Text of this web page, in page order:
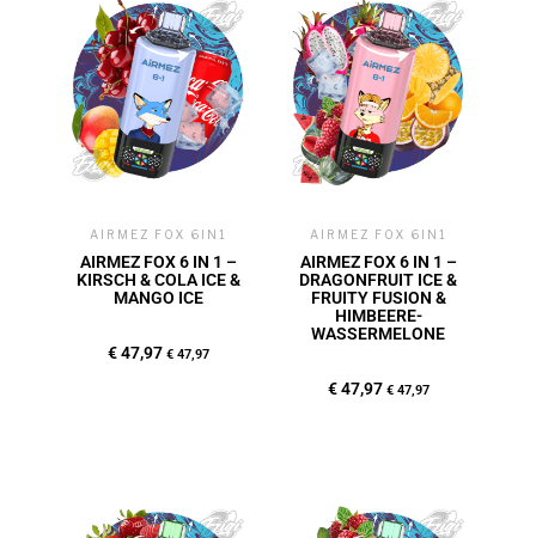
AIRMEZ FOX 6IN1
AIRMEZ FOX 6 IN 1 –
KIRSCH & COLA ICE &
MANGO ICE
€47,97 €47,97
AIRMEZ FOX 6IN1
AIRMEZ FOX 6 IN 1 –
DRAGONFRUIT ICE &
FRUITY FUSION &
HIMBEERE-
WASSERMELONE
€47,97 €47,97